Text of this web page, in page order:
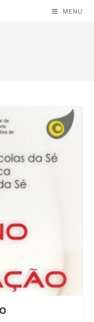
MENU